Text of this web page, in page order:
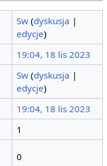
Sw (dyskusja |
edycje)
19:04, 18 lis 2023
Sw (dyskusja |
edycje)
19:04, 18 lis 2023
1
0